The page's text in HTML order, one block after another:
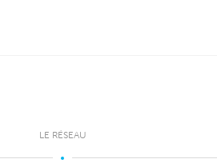
LE RÉSEAU